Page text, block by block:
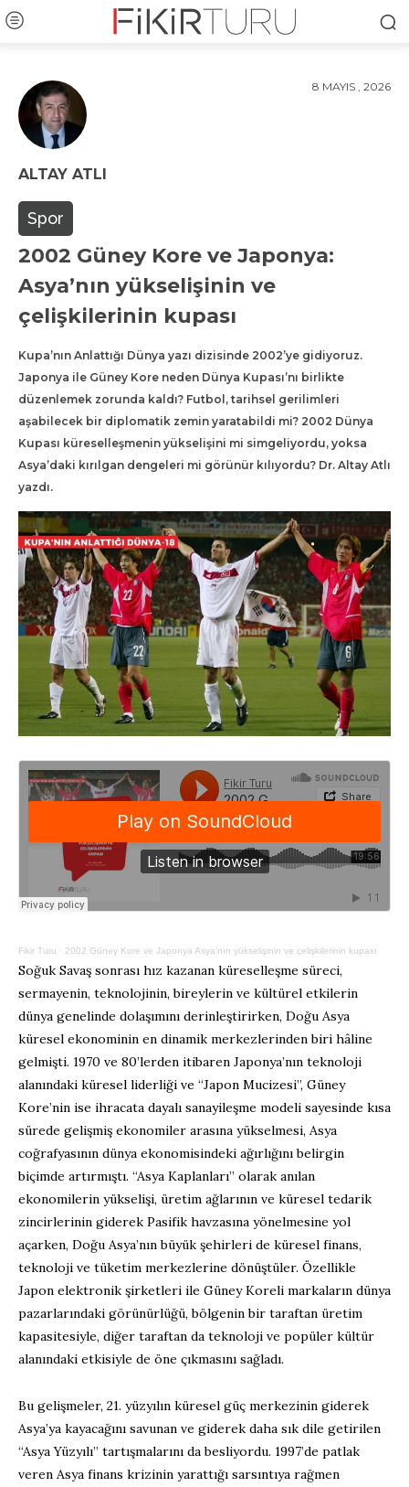
8 MAYIS , 2026
ALTAY ATLI
Spor
2002 Güney Kore ve Japonya:
Asya’nın yükselişinin ve
çelişkilerinin kupası
Kupa’nın Anlattığı Dünya yazı dizisinde 2002’ye gidiyoruz.
Japonya ile Güney Kore neden Dünya Kupası’nı birlikte
düzenlemek zorunda kaldı? Futbol, tarihsel gerilimleri
aşabilecek bir diplomatik zemin yaratabildi mi? 2002 Dünya
Kupası küreselleşmenin yükselişini mi simgeliyordu, yoksa
Asya’daki kırılgan dengeleri mi görünür kılıyordu? Dr. Altay Atlı
yazdı.
Fikir Turu · 2002 Güney Kore ve Japonya Asya’nın yükselişinin ve çelişkilerinin kupası
Soğuk Savaş sonrası hız kazanan küreselleşme süreci,
sermayenin, teknolojinin, bireylerin ve kültürel etkilerin
dünya genelinde dolaşımını derinleştirirken, Doğu Asya
küresel ekonominin en dinamik merkezlerinden biri hâline
gelmişti. 1970 ve 80’lerden itibaren Japonya’nın teknoloji
alanındaki küresel liderliği ve “Japon Mucizesi”, Güney
Kore’nin ise ihracata dayalı sanayileşme modeli sayesinde kısa
sürede gelişmiş ekonomiler arasına yükselmesi, Asya
coğrafyasının dünya ekonomisindeki ağırlığını belirgin
biçimde artırmıştı. “Asya Kaplanları” olarak anılan
ekonomilerin yükselişi, üretim ağlarının ve küresel tedarik
zincirlerinin giderek Pasifik havzasına yönelmesine yol
açarken, Doğu Asya’nın büyük şehirleri de küresel finans,
teknoloji ve tüketim merkezlerine dönüştüler. Özellikle
Japon elektronik şirketleri ile Güney Koreli markaların dünya
pazarlarındaki görünürlüğü, bölgenin bir taraftan üretim
kapasitesiyle, diğer taraftan da teknoloji ve popüler kültür
alanındaki etkisiyle de öne çıkmasını sağladı.
Bu gelişmeler, 21. yüzyılın küresel güç merkezinin giderek
Asya’ya kayacağını savunan ve giderek daha sık dile getirilen
“Asya Yüzyılı” tartışmalarını da besliyordu. 1997’de patlak
veren Asya finans krizinin yarattığı sarsıntıya rağmen